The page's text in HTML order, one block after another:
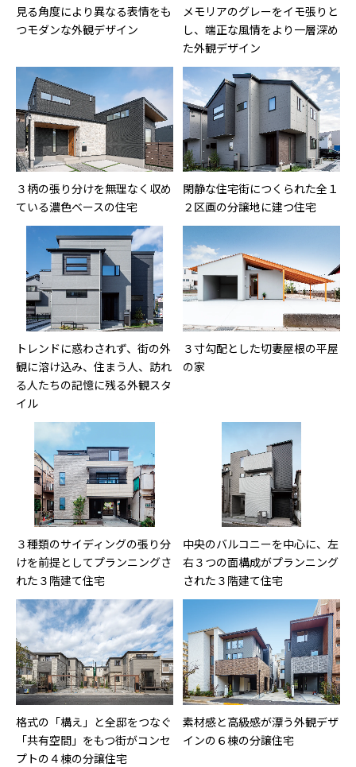
見る角度により異なる表情をも
つモダンな外観デザイン
メモリアのグレーをイモ張りと
し、端正な風情をより一層深め
た外観デザイン
３柄の張り分けを無理なく収め
ている濃色ベースの住宅
閑静な住宅街につくられた全１
２区画の分譲地に建つ住宅
トレンドに惑わされず、街の外
観に溶け込み、住まう人、訪れ
る人たちの記憶に残る外観スタ
イル
３寸勾配とした切妻屋根の平屋
の家
３種類のサイディングの張り分
けを前提としてプランニングさ
れた３階建て住宅
中央のバルコニーを中心に、左
右３つの面構成がプランニング
された３階建て住宅
格式の「構え」と全邸をつなぐ
「共有空間」をもつ街がコンセ
プトの４棟の分譲住宅
素材感と高級感が漂う外観デザ
インの６棟の分譲住宅